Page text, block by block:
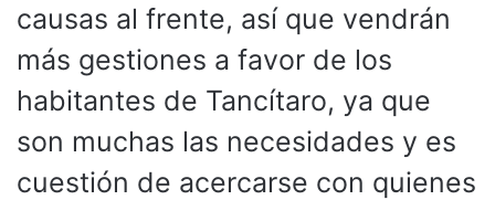
causas al frente, así que vendrán
más gestiones a favor de los
habitantes de Tancítaro, ya que
son muchas las necesidades y es
cuestión de acercarse con quienes